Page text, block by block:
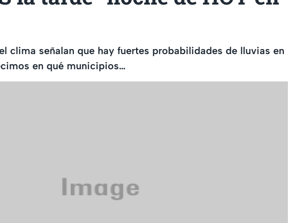
clima señalan que hay fuertes probabilidades de lluvias en
en qué municipios…